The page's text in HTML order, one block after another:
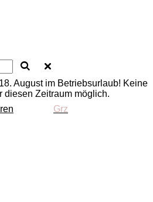
August im Betriebsurlaub! Keine
diesen Zeitraum möglich.
Grz